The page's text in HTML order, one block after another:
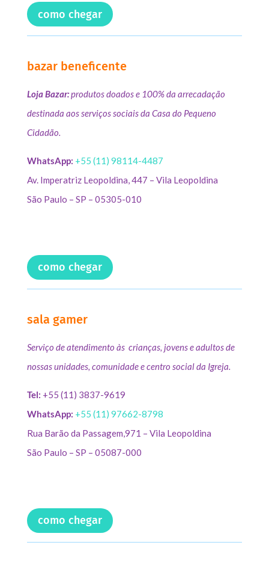
como chegar
bazar beneficente
Loja Bazar:produtos doados e 100% da arrecadação
destinada aos serviços sociais da Casa do Pequeno
Cidadão.
WhatsApp: +55 (11) 98114-4487
Av. Imperatriz Leopoldina, 447 – Vila Leopoldina
São Paulo – SP – 05305-010
como chegar
sala gamer
Serviço de atendimento às crianças, jovens e adultos de
nossas unidades, comunidade e centro social da Igreja.
Tel: +55 (11) 3837-9619
WhatsApp: +55 (11) 97662-8798
Rua Barão da Passagem,971 – Vila Leopoldina
São Paulo – SP – 05087-000
como chegar